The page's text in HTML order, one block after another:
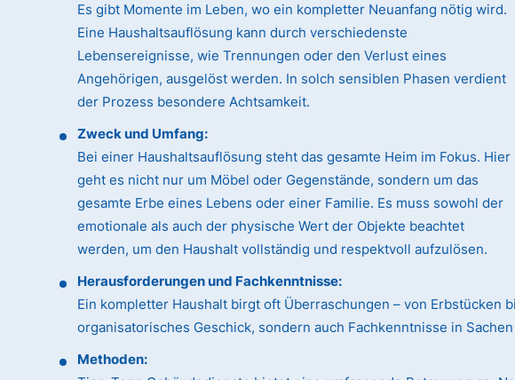
Es gibt Momente im Leben, wo ein kompletter Neuanfang nötig wird.
Eine Haushaltsauflösung kann durch verschiedenste
Lebensereignisse, wie Trennungen oder den Verlust eines
Angehörigen, ausgelöst werden. In solch sensiblen Phasen verdient
der Prozess besondere Achtsamkeit.
Zweck und Umfang:
Bei einer Haushaltsauflösung steht das gesamte Heim im Fokus. Hier
geht es nicht nur um Möbel oder Gegenstände, sondern um das
gesamte Erbe eines Lebens oder einer Familie. Es muss sowohl der
emotionale als auch der physische Wert der Objekte beachtet
werden, um den Haushalt vollständig und respektvoll aufzulösen.
Herausforderungen und Fachkenntnisse:
Ein kompletter Haushalt birgt oft Überraschungen – von
organisatorisches Geschick, sondern auch Fachkenntnisse in
Methoden: